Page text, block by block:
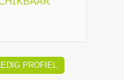
PROFIEL